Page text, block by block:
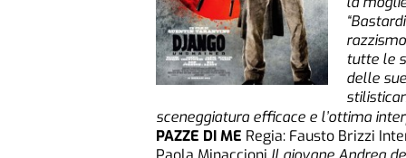
tutte le
delle
sceneggiatura efficace e l’ottima
PAZZE DI ME Regia: Fausto Brizzi